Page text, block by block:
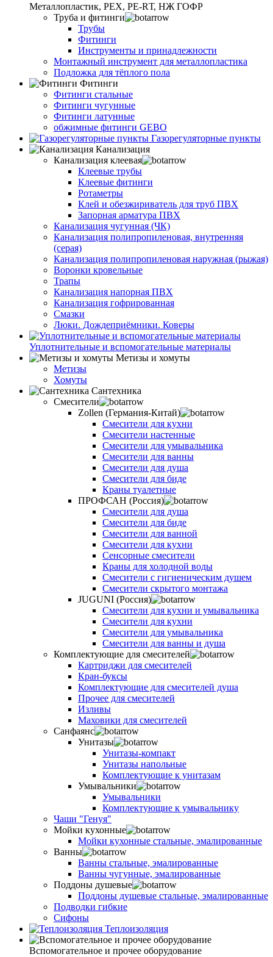
Металлопластик, РЕХ, РЕ-RТ, НЖ ГОФР
Труба и фитинги
Трубы
Фитинги
Инструменты и принадлежности
Монтажный инструмент для металлопластика
Подложка для тёплого пола
Фитинги
Фитинги стальные
Фитинги чугунные
Фитинги латунные
обжимные фитинги GEBO
Газорегуляторные пункты
Канализация
Канализация клеевая
Клеевые трубы
Клеевые фитинги
Ротаметры
Клей и обезжириватель для труб ПВХ
Запорная арматура ПВХ
Канализация чугунная (ЧК)
Канализация полипропиленовая, внутренняя
(серая)
Канализация полипропиленовая наружная (рыжая)
Воронки кровельные
Трапы
Канализация напорная ПВХ
Канализация гофрированная
Смазки
Люки. Дождеприёмники. Коверы
Уплотнительные и вспомогательные материалы
Метизы и хомуты
Метизы
Хомуты
Сантехника
Смесители
Zollen (Германия-Китай)
Смесители для кухни
Смесители настенные
Смесители для умывальника
Смесители для ванны
Смесители для душа
Смесители для биде
Краны туалетные
ПРОФСАН (Россия)
Смесители для душа
Смесители для биде
Смесители для ванной
Смесители для кухни
Сенсорные смесители
Краны для холодной воды
Смесители с гигиеническим душем
Смесители скрытого монтажа
JUGUNI (Россия)
Смесители для кухни и умывальника
Смесители для кухни
Смесители для умывальника
Смесители для ванны и душа
Комплектующие для смесителей
Картриджи для смесителей
Кран-буксы
Комплектующие для смесителей душа
Прочее для смесителей
Изливы
Маховики для смесителей
Санфаянс
Унитазы
Унитазы-компакт
Унитазы напольные
Комплектующие к унитазам
Умывальники
Умывальники
Комплектующие к умывальнику
Чаши "Генуя"
Мойки кухонные
Мойки кухонные стальные, эмалированные
Ванны
Ванны стальные, эмалированные
Ванны чугунные, эмалированные
Поддоны душевые
Поддоны душевые стальные, эмалированные
Подводки гибкие
Сифоны
Теплоизоляция
Вспомогательное и прочее оборудование